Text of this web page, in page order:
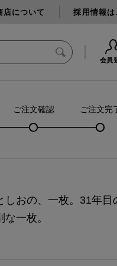
店について 採用情報は
会員
ご注文確認 ご注文完
しおの、一枚。31年目
な一枚。